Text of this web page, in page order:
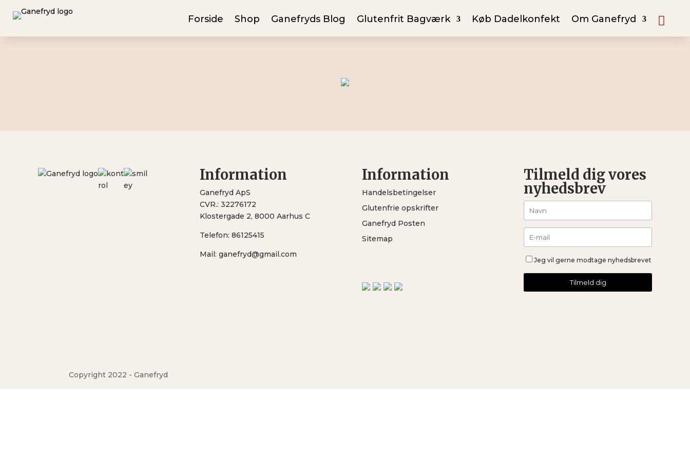
Forside Shop Ganefryds Blog Glutenfrit Bagværk Køb Dadelkonfekt Om Ganefryd
Information
Ganefryd ApS
CVR.: 32276172
Klostergade 2, 8000 Aarhus C
Telefon:86125415
Mail:ganefryd@gmail.com
Information
Handelsbetingelser
Glutenfrie opskrifter
Ganefryd Posten
Sitemap
Tilmeld dig vores
nyhedsbrev
Jeg vil gerne modtage nyhedsbrevet
Copyright 2022 - Ganefryd